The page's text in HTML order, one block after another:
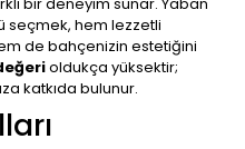
seçmek, hem lezzetli
de bahçenizin estetiğini
oldukça yüksektir;
katkıda bulunur.